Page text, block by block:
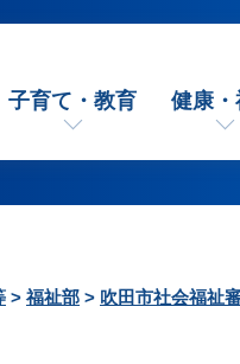
子育て・教育 健康・
> 福祉部 > 吹田市社会福祉